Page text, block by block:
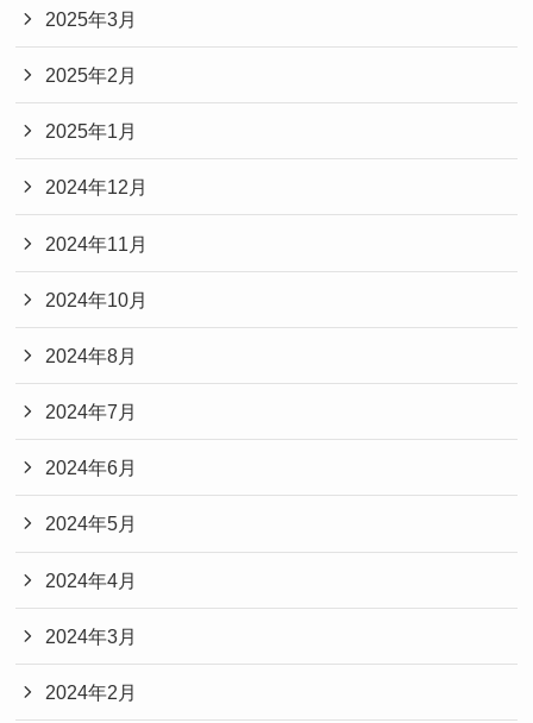
2025年3月
2025年2月
2025年1月
2024年12月
2024年11月
2024年10月
2024年8月
2024年7月
2024年6月
2024年5月
2024年4月
2024年3月
2024年2月